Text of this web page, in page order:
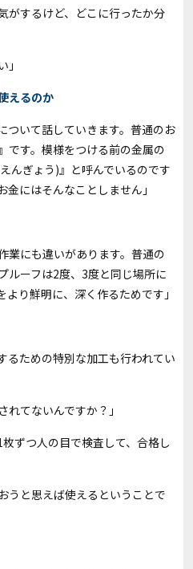
がするけど、どこに行ったか分
」
えるのか
ついて話していきます。普通のお
です。模様をつける前の金属の
んぎょう)』と呼んでいるのです
にはそんなことしません」
業にも違いがあります。普通の
ルーフは2度、3度と同じ場所に
り鮮明に、深く作るためです」
るための特別な加工も行われてい
れてないんですか？」
枚ずつ人の目で検査して、合格し
うと思えば使えるということで